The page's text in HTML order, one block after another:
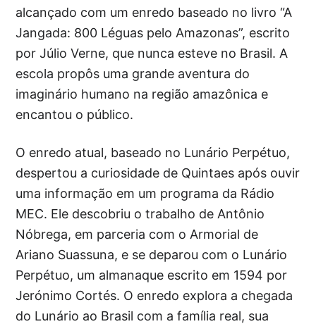
alcançado com um enredo baseado no livro “A
Jangada: 800 Léguas pelo Amazonas”, escrito
por Júlio Verne, que nunca esteve no Brasil. A
escola propôs uma grande aventura do
imaginário humano na região amazônica e
encantou o público.
O enredo atual, baseado no Lunário Perpétuo,
despertou a curiosidade de Quintaes após ouvir
uma informação em um programa da Rádio
MEC. Ele descobriu o trabalho de Antônio
Nóbrega, em parceria com o Armorial de
Ariano Suassuna, e se deparou com o Lunário
Perpétuo, um almanaque escrito em 1594 por
Jerónimo Cortés. O enredo explora a chegada
do Lunário ao Brasil com a família real, sua